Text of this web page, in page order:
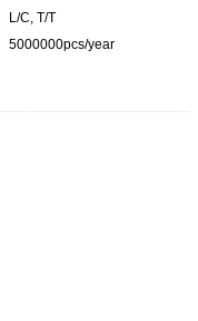
L/C, T/T
5000000pcs/year